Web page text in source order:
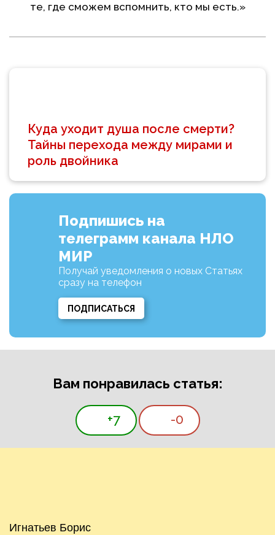
те, где сможем вспомнить, кто мы есть.»
Куда уходит душа после смерти?
Тайны перехода между мирами и
роль двойника
Подпишись на
телеграмм канала НЛО
МИР
Получай уведомления о новых Статьях
сразу на телефон
ПОДПИСАТЬСЯ
Вам понравилась статья:
+7 -0
Игнатьев Борис